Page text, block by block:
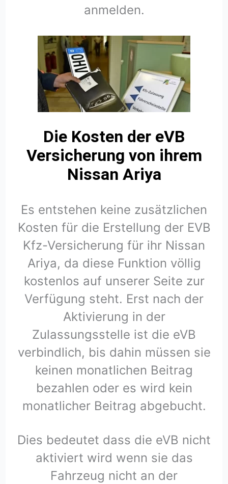
anmelden.
Die Kosten der eVB
Versicherung von ihrem
Nissan Ariya
Es entstehen keine zusätzlichen
Kosten für die Erstellung der EVB
Kfz-Versicherung für ihr Nissan
Ariya, da diese Funktion völlig
kostenlos auf unserer Seite zur
Verfügung steht. Erst nach der
Aktivierung in der
Zulassungsstelle ist die eVB
verbindlich, bis dahin müssen sie
keinen monatlichen Beitrag
bezahlen oder es wird kein
monatlicher Beitrag abgebucht.
Dies bedeutet dass die eVB nicht
aktiviert wird wenn sie das
Fahrzeug nicht an der